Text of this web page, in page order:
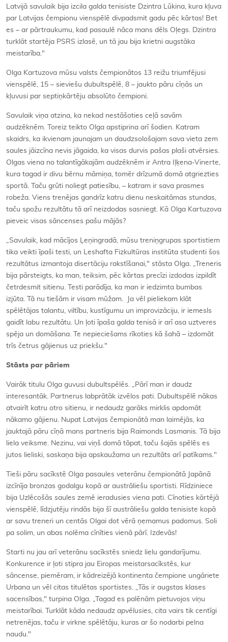
Latvijā savulaik bija izcila galda tenisiste Dzintra Lūkina, kura kļuva
par Latvijas čempionu vienspēlē divpadsmit gadu pēc kārtas! Bet
es – ar pārtraukumu, kad pasaulē nāca mans dēls Oļegs. Dzintra
turklāt startēja PSRS izlasē, un tā jau bija krietni augstāka
meistarība."
Olga Kartuzova mūsu valsts čempionātos 13 reižu triumfējusi
vienspēlē, 15 – sieviešu dubultspēlē, 8 – jaukto pāru cīņās un
kļuvusi par septiņkārtēju absolūto čempioni.
Savulaik viņa atzina, ka nekad nestāšoties ceļā savām
audzēknēm. Toreiz teikto Olga apstiprina arī šodien. Katram
skaidrs, ka ikvienam jaunajam un daudzsološajam sava vieta zem
saules jāizcīna nevis jāgaida, ka visas durvis pašas plaši atvērsies.
Olgas viena no talantīgākajām audzēknēm ir Antra Iļķena-Vinerte,
kura tagad ir divu bērnu māmiņa, tomēr drīzumā domā atgriezties
sportā. Taču grūti noliegt patiesību, – katram ir sava prasmes
robeža. Viens trenējas gandrīz katru dienu neskaitāmas stundas,
taču spožu rezultātu tā arī neizdodas sasniegt. Kā Olga Kartuzova
pieveic visas sāncenses pašu mājās?
„Savulaik, kad mācījos Ļeņingradā, mūsu treniņgrupas sportistiem
tika veikti īpaši testi, un Leshafta Fizkultūras institūta studenti šos
rezultātus izmantoja disertāciju rakstīšanai," stāsta Olga. „Treneris
bija pārsteigts, ka man, teiksim, pēc kārtas precīzi izdodas izpildīt
četrdesmit sitienu. Testi parādīja, ka man ir iedzimta bumbas
izjūta. Tā nu tiešām ir visam mūžam. Ja vēl pieliekam klāt
spēlētājas talantu, viltību, kustīgumu un improvizāciju, ir iemesls
gaidīt labu rezultātu. Un ļoti īpaša galda tenisā ir arī asa uztveres
spēja un domāšana. Te nepieciešams rīkoties kā šahā – izdomāt
trīs četrus gājienus uz priekšu."
Stāsts par pāriem
Vairāk titulu Olga guvusi dubultspēlēs. „Pārī man ir daudz
interesantāk. Partnerus labprātāk izvēlos pati. Dubultspēlē nākas
atvairīt katru otro sitienu, ir nedaudz garāks mirklis apdomāt
nākamo gājienu. Nupat Latvijas čempionātā man laimējās, ka
jauktajā pāru cīņā mans partneris bija Raimonds Lasmanis. Tā bija
liela veiksme. Nezinu, vai viņš domā tāpat, taču šajās spēlēs es
jutos lieliski, saskaņa bija apskaužama un rezultāts arī patīkams."
Tieši pāru sacīkstē Olga pasaules veterānu čempionātā Japānā
izcīnīja bronzas godalgu kopā ar austrāliešu sportisti. Rīdziniece
bija Uzlēcošās saules zemē ieradusies viena pati. Cīnoties kārtējā
vienspēlē, līdzjutēju rindās bija šī austrāliešu galda tenisiste kopā
ar savu treneri un centās Olgai dot vērā ņemamus padomus. Soli
pa solim, un abas nolēma cīnīties vienā pārī. Izdevās!
Starti nu jau arī veterānu sacīkstēs sniedz lielu gandarījumu.
Konkurence ir ļoti stipra jau Eiropas meistarsacīkstēs, kur
sāncense, piemēram, ir kādreizējā kontinenta čempione ungāriete
Urbana un vēl citas titulētas sportistes. „Tās ir augstas klases
sacensības," turpina Olga. „Tagad es palēnām pietuvojos viņu
meistarībai. Turklāt kāda nedaudz apvēlusies, cita vairs tik centīgi
netrenējas, taču ir virkne spēlētāju, kuras ar šo nodarbi pelna
naudu."